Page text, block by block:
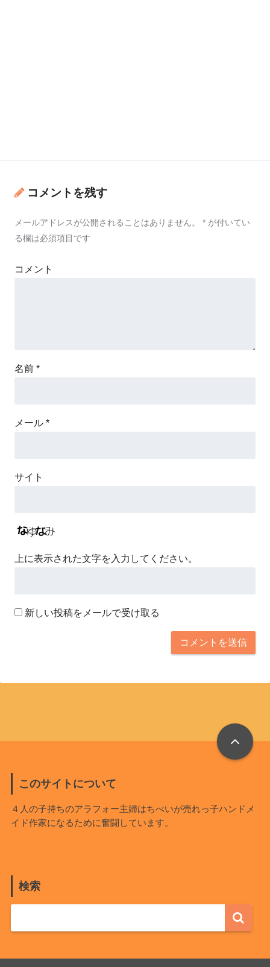
コメントを残す
メールアドレスが公開されることはありません。 * が付いてい
る欄は必須項目です
コメント
名前 *
メール *
サイト
上に表示された文字を入力してください。
新しい投稿をメールで受け取る
このサイトについて
４人の子持ちのアラフォー主婦はちべいが売れっ子ハンドメ
イド作家になるために奮闘しています。
検索